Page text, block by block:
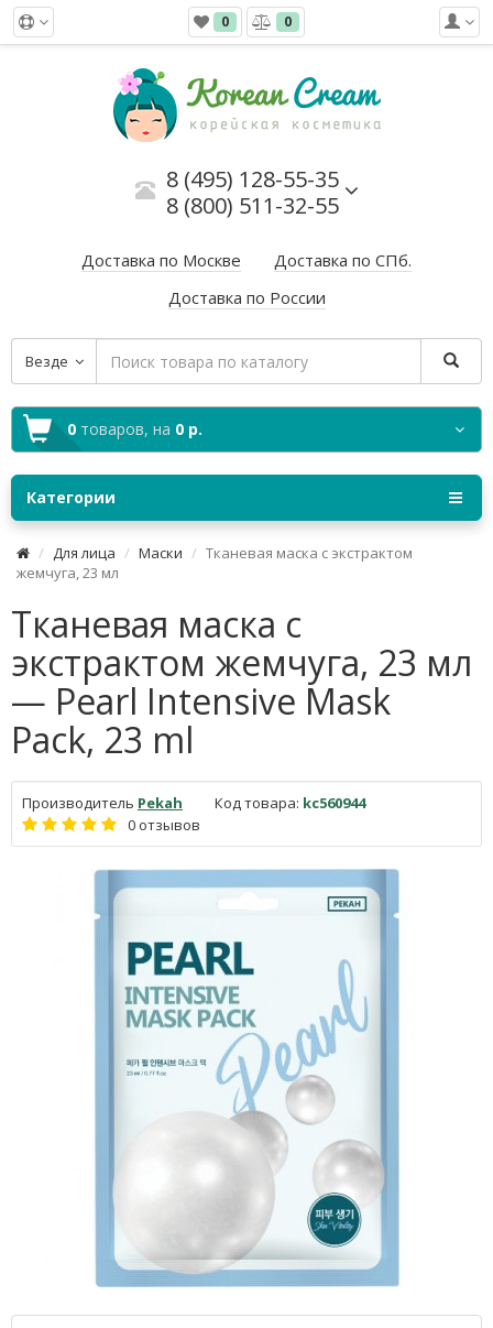
0 0
8 (495) 128-55-35
8 (800) 511-32-55
Доставка по Москве
Доставка по СПб.
Доставка по России
Везде
0 товаров, на 0 р.
Категории
Для лица Маски
Тканевая маска с экстрактом
жемчуга, 23 мл
Тканевая маска с
экстрактом жемчуга, 23 мл
— Pearl Intensive Mask
Pack, 23 ml
Производитель Pekah Код товара: kc560944
0 отзывов